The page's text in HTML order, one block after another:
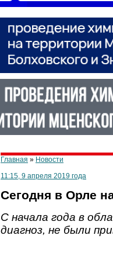
Главная » Новости
11:15, 9 апреля 2019 года
Сегодня в Орле
С начала года в
диагноз, не были